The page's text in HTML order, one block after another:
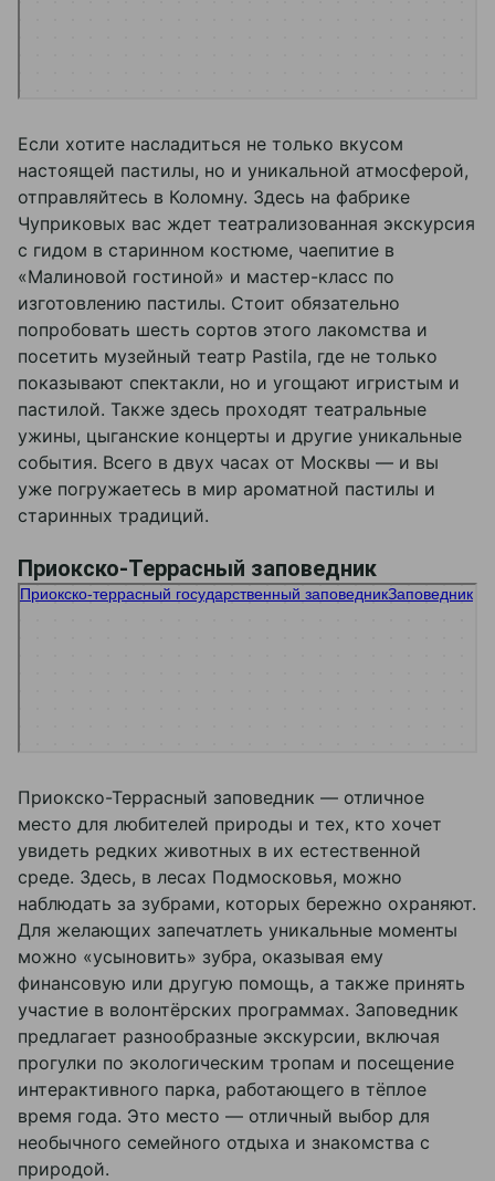
Если хотите насладиться не только вкусом
настоящей пастилы, но и уникальной атмосферой,
отправляйтесь в Коломну. Здесь на фабрике
Чуприковых вас ждет театрализованная экскурсия
с гидом в старинном костюме, чаепитие в
«Малиновой гостиной» и мастер-класс по
изготовлению пастилы. Стоит обязательно
попробовать шесть сортов этого лакомства и
посетить музейный театр Pastila, где не только
показывают спектакли, но и угощают игристым и
пастилой. Также здесь проходят театральные
ужины, цыганские концерты и другие уникальные
события. Всего в двух часах от Москвы — и вы
уже погружаетесь в мир ароматной пастилы и
старинных традиций.
Приокско-Террасный заповедник
Приокско-террасный государственный заповедник
Заповедник в Москве и Московской области
Приокско-Террасный заповедник — отличное
место для любителей природы и тех, кто хочет
увидеть редких животных в их естественной
среде. Здесь, в лесах Подмосковья, можно
наблюдать за зубрами, которых бережно охраняют.
Для желающих запечатлеть уникальные моменты
можно «усыновить» зубра, оказывая ему
финансовую или другую помощь, а также принять
участие в волонтёрских программах. Заповедник
предлагает разнообразные экскурсии, включая
прогулки по экологическим тропам и посещение
интерактивного парка, работающего в тёплое
время года. Это место — отличный выбор для
необычного семейного отдыха и знакомства с
природой.